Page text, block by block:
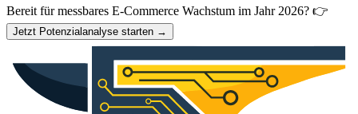
Bereit für messbares E-Commerce Wachstum im Jahr 2026? 👉
Jetzt Potenzialanalyse starten →